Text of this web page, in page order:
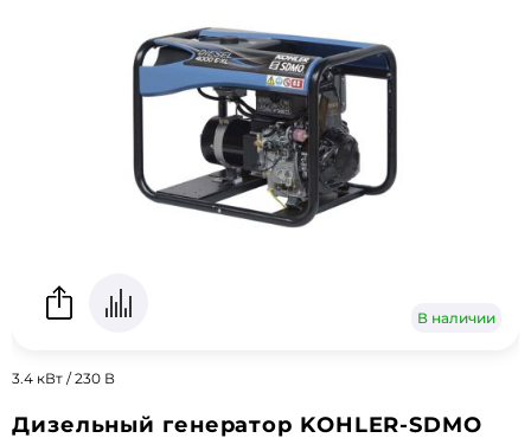
В наличии
3.4 кВт / 230 В
Дизельный генератор KOHLER-SDMO